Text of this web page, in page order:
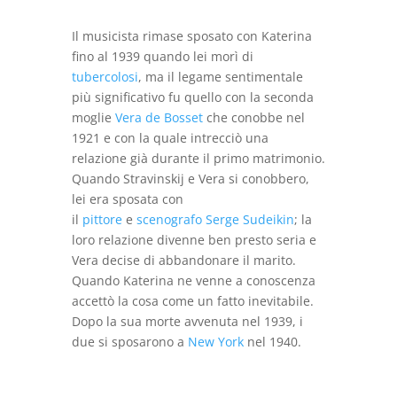
Il musicista rimase sposato con Katerina
fino al 1939 quando lei morì di
tubercolosi, ma il legame sentimentale
più significativo fu quello con la seconda
moglie Vera de Bossetche conobbe nel
1921 e con la quale intrecciò una
relazione già durante il primo matrimonio.
Quando Stravinskij e Vera si conobbero,
lei era sposata con
il pittoree scenografo Serge Sudeikin; la
loro relazione divenne ben presto seria e
Vera decise di abbandonare il marito.
Quando Katerina ne venne a conoscenza
accettò la cosa come un fatto inevitabile.
Dopo la sua morte avvenuta nel 1939, i
due si sposarono a New Yorknel 1940.